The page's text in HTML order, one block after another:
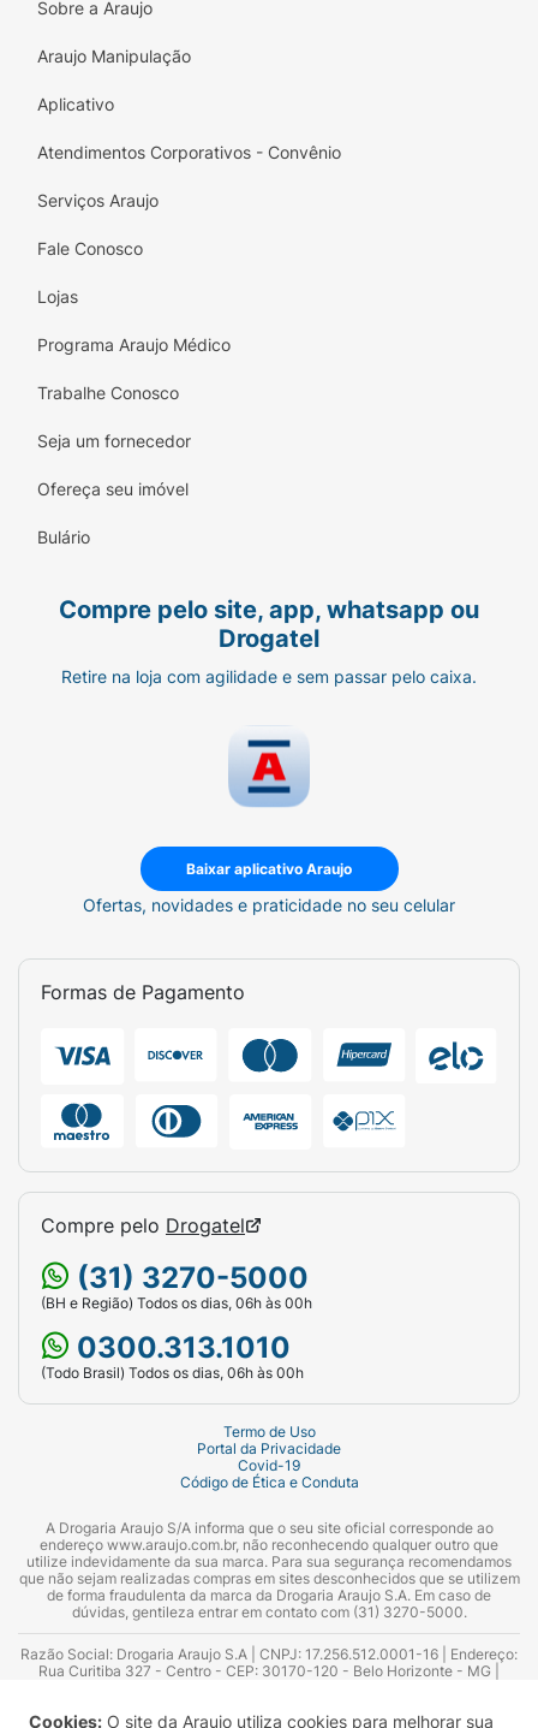
Cookies: O site da Araujo utiliza cookies para melhorar sua
Sobre a Araujo
Araujo Manipulação
Aplicativo
Atendimentos Corporativos - Convênio
Serviços Araujo
Fale Conosco
Lojas
Programa Araujo Médico
Trabalhe Conosco
Seja um fornecedor
Ofereça seu imóvel
Bulário
Compre pelo site, app, whatsapp ou
Drogatel
Retire na loja com agilidade e sem passar pelo caixa.
Baixar aplicativo Araujo
Ofertas, novidades e praticidade no seu celular
Formas de Pagamento
Compre pelo Drogatel
(31) 3270-5000
(BH e Região) Todos os dias, 06h às 00h
0300.313.1010
(Todo Brasil) Todos os dias, 06h às 00h
Termo de Uso
Portal da Privacidade
Covid-19
Código de Ética e Conduta
A Drogaria Araujo S/A informa que o seu site oficial corresponde ao
endereço www.araujo.com.br, não reconhecendo qualquer outro que
utilize indevidamente da sua marca. Para sua segurança recomendamos
que não sejam realizadas compras em sites desconhecidos que se utilizem
de forma fraudulenta da marca da Drogaria Araujo S.A. Em caso de
dúvidas, gentileza entrar em contato com (31) 3270-5000.
Razão Social: Drogaria Araujo S.A | CNPJ: 17.256.512.0001-16 | Endereço:
Rua Curitiba 327 - Centro - CEP: 30170-120 - Belo Horizonte - MG |
Azevedo Guimarães – CRF 10.965 | Yasmin Silva Alvarenga – CRF 52.584 -